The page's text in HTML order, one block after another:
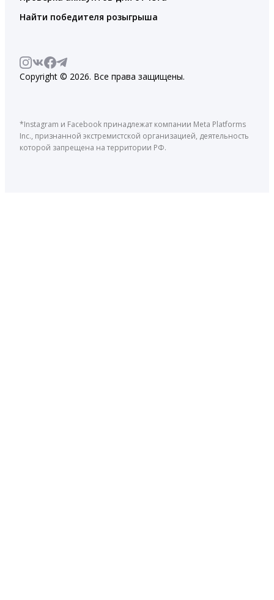
Найти победителя розыгрыша
Copyright © 2026. Все права защищены.
*Instagram и Facebook принадлежат компании Meta Platforms
Inc., признанной экстремистской организацией, деятельность
которой запрещена на территории РФ.